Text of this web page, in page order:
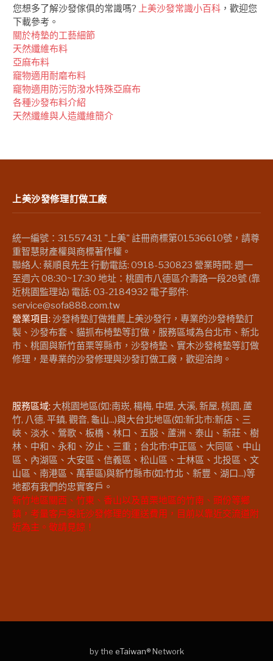
您想多了解沙發傢俱的常識嗎? 上美沙發常識小百科 ，歡迎您
下載參考。
關於椅墊的工藝細節
天然纖維布料
亞麻布料
竉物適用耐磨布料
竉物適用防污防潑水特殊亞麻布
各種沙發布料介紹
天然纖維與人造纖維簡介
上美沙發修理訂做工廠
統一編號：31557431 "上美" 註冊商標第01536610號，請尊
重智慧財產權與商標著作權。
聯絡人: 蔡順良先生 行動電話: 0918-530823 營業時間: 週一
至週六 08:30~17:30 地址：桃園市八德區介壽路一段28號 (靠
近桃園監理站) 電話: 03-2184932 電子郵件:
service@sofa888.com.tw
營業項目: 沙發椅墊訂做推薦上美沙發行，專業的沙發椅墊訂
製、沙發布套、貓抓布椅墊等訂做，服務區域為台北市、新北
市、桃園與新竹苗栗等縣市，沙發椅墊、實木沙發椅墊等訂做
修理，是專業的沙發修理與沙發訂做工廠，歡迎洽詢。
服務區域: 大桃園地區(如:南崁, 楊梅, 中壢, 大溪, 新屋, 桃園, 蘆
竹, 八德, 平鎮, 觀音, 龜山...)與大台北地區(如:新北市:新店、三
峽、淡水、鶯歌、板橋、林口、五股、蘆洲、泰山、新莊、樹
林、中和、永和、汐止、三重；台北市:中正區、大同區、中山
區、內湖區、大安區、信義區、松山區、士林區、北投區、文
山區、南港區、萬華區)與新竹縣市(如:竹北、新豐、湖口...)等
地都有我們的忠實客戶。
新竹地區關西、竹東、香山以及苗栗地區的竹南、頭份等鄉
鎮，考量客戶委託沙發修理的運送費用，目前以靠近交流道附
近為主。敬請見諒！
by the eTaiwan® Network